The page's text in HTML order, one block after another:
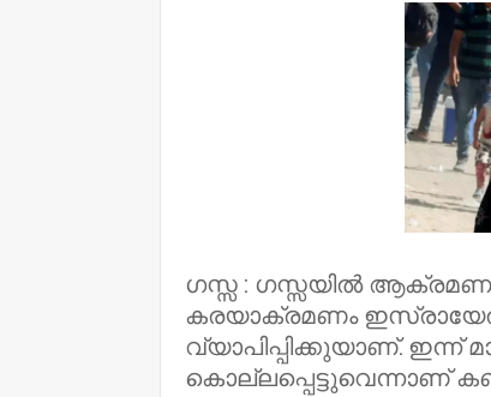
ഗസ്സ : ഗസ്സയിൽ
കരയാക്രമണം
വ്യാപിപ്പിക്കുയാണ്.
കൊല്ലപ്പെട്ടുവെന്നാണ്